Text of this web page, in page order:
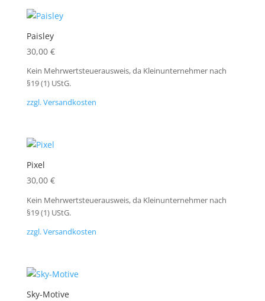
Paisley
30,00 €
Kein Mehrwertsteuerausweis, da Kleinunternehmer nach
§19 (1) UStG.
zzgl. Versandkosten
Pixel
30,00 €
Kein Mehrwertsteuerausweis, da Kleinunternehmer nach
§19 (1) UStG.
zzgl. Versandkosten
Sky-Motive